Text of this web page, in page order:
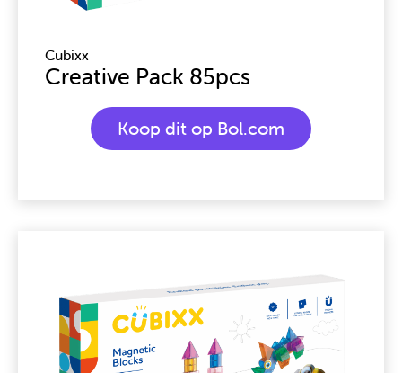
Cubixx
Creative Pack 85pcs
Koop dit op Bol.com